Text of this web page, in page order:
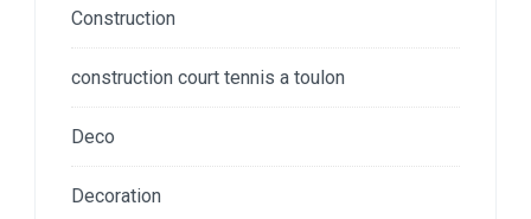
Construction
construction court tennis a toulon
Deco
Decoration